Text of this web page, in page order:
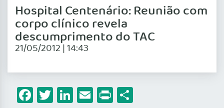
Hospital Centenário: Reunião com
corpo clínico revela
descumprimento do TAC
21/05/2012 | 14:43
Facebook
Twitter
LinkedIn
Email
Print